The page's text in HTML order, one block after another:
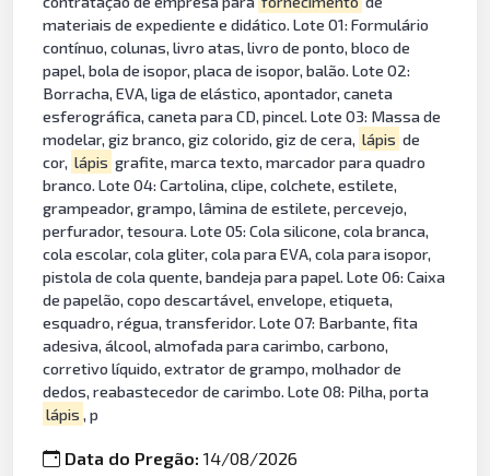
materiais de expediente e didático. Lote 01: Formulário
contínuo, colunas, livro atas, livro de ponto, bloco de
papel, bola de isopor, placa de isopor, balão. Lote 02:
Borracha, EVA, liga de elástico, apontador, caneta
esferográfica, caneta para CD, pincel. Lote 03: Massa de
modelar, giz branco, giz colorido, giz de cera, lápis de
cor, lápis grafite, marca texto, marcador para quadro
branco. Lote 04: Cartolina, clipe, colchete, estilete,
grampeador, grampo, lâmina de estilete, percevejo,
perfurador, tesoura. Lote 05: Cola silicone, cola branca,
cola escolar, cola gliter, cola para EVA, cola para isopor,
pistola de cola quente, bandeja para papel. Lote 06: Caixa
de papelão, copo descartável, envelope, etiqueta,
esquadro, régua, transferidor. Lote 07: Barbante, fita
adesiva, álcool, almofada para carimbo, carbono,
corretivo líquido, extrator de grampo, molhador de
dedos, reabastecedor de carimbo. Lote 08: Pilha, porta
lápis , p
Data do Pregão:14/08/2026